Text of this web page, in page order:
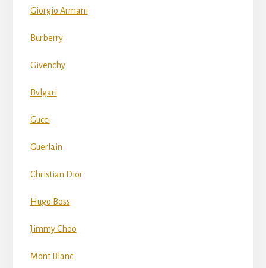
Giorgio Armani
Burberry
Givenchy
Bvlgari
Gucci
Guerlain
Christian Dior
Hugo Boss
Jimmy Choo
Mont Blanc